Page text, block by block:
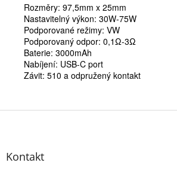
Rozměry: 97,5mm x 25mm
Nastavitelný výkon: 30W-75W
Podporované režimy: VW
Podporovaný odpor: 0,1Ω-3Ω
Baterie: 3000mAh
Nabíjení: USB-C port
Závit: 510 a odpružený kontakt
Kontakt